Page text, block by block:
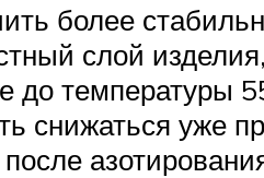
более
слой
до температуры
снижаться уже
после